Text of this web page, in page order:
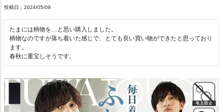
投稿日 2024/05/09
たまには柄物を…と思い購入しました。
柄物なのですが落ち着いた感じで、とても良い買い物ができたと思っており
ます。
春秋に重宝しそうです。